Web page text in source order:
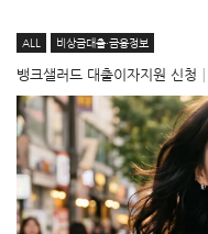
ALL 비상금대출·금융정보
뱅크샐러드 대출이자지원 신